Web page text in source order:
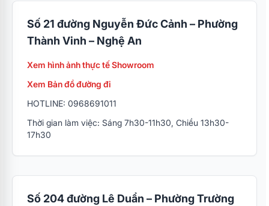
Số 21 đường Nguyễn Đức Cảnh – Phường
Thành Vinh – Nghệ An
Xem hình ảnh thực tế Showroom
Xem Bản đồ đường đi
HOTLINE: 0968691011
Thời gian làm việc: Sáng 7h30-11h30, Chiều 13h30-
17h30
Số 204 đường Lê Duẩn – Phường Trường